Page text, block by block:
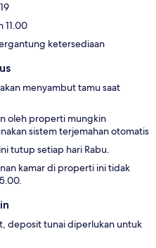
11.00
ketersediaan
menyambut tamu saat
oleh properti mungkin
sistem terjemahan otomatis
tutup setiap hari Rabu.
kamar di properti ini tidak
deposit tunai diperlukan untuk